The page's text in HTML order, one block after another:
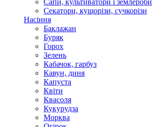
Сапи, культиватори і землероби
Секатори, кущорізи, сучкорізи
Насіння
Баклажан
Буряк
Горох
Зелень
Кабачок, гарбуз
Кавун, диня
Капуста
Квіти
Квасоля
Кукурудза
Морква